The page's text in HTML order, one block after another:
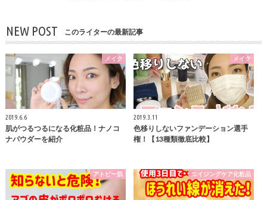
NEW POST このライターの最新記事
メイク
2019.6.6
肌がつるつるになる化粧品！ナノコ
ナパウダーを紹介
メイク
2019.3.11
色移りしないファンデーション選手
権！【13種類徹底比較】
アトピー肌 エイジングケア化粧品